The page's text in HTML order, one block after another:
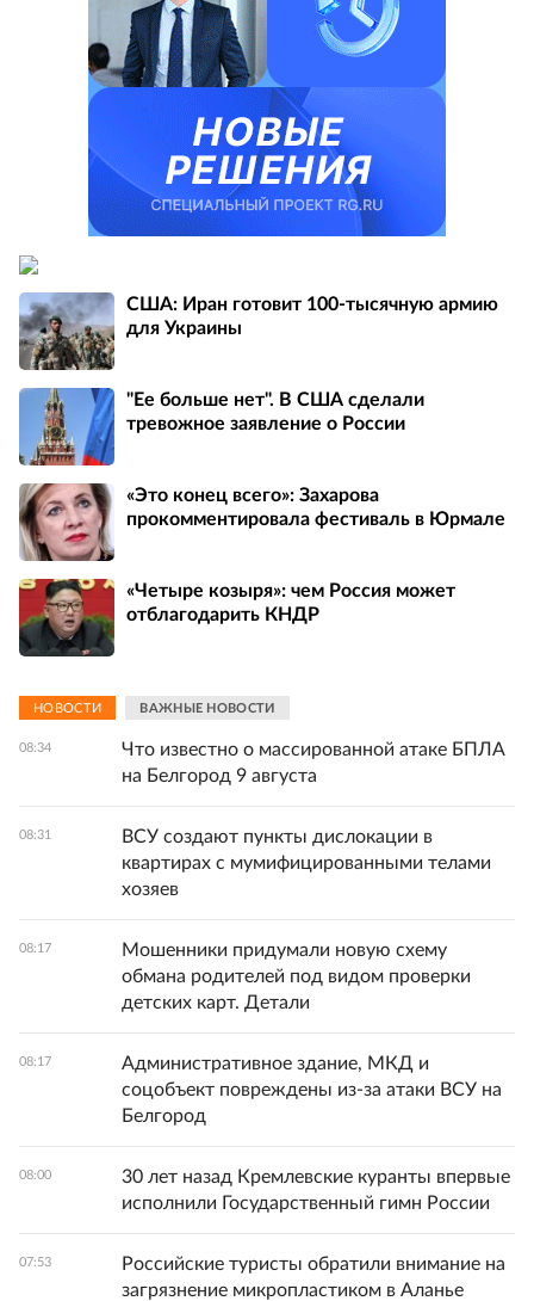
США: Иран готовит 100-тысячную армию
для Украины
"Ее больше нет". В США сделали
тревожное заявление о России
«Это конец всего»: Захарова
прокомментировала фестиваль в Юрмале
«Четыре козыря»: чем Россия может
отблагодарить КНДР
НОВОСТИ ВАЖНЫЕ НОВОСТИ
08:34
Что известно о массированной атаке БПЛА
на Белгород 9 августа
08:31
ВСУ создают пункты дислокации в
квартирах с мумифицированными телами
хозяев
08:17
Мошенники придумали новую схему
обмана родителей под видом проверки
детских карт. Детали
08:17
Административное здание, МКД и
соцобъект повреждены из-за атаки ВСУ на
Белгород
08:00
30 лет назад Кремлевские куранты впервые
исполнили Государственный гимн России
07:53
Российские туристы обратили внимание на
загрязнение микропластиком в Аланье